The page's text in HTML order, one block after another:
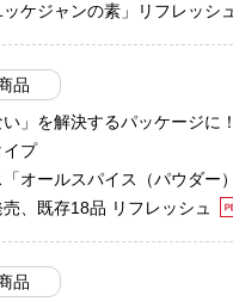
ッケジャンの素」リフレッシ
品
い」を解決するパッケージに
イプ
オールスパイス（パウダー
、既存18品 リフレッシュ
品